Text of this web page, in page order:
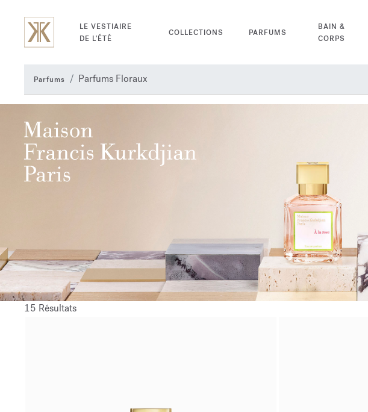
LE VESTIAIRE
DE L'ÉTÉ
COLLECTIONS PARFUMS
BAIN &
CORPS
Parfums Parfums Floraux
15 Résultats